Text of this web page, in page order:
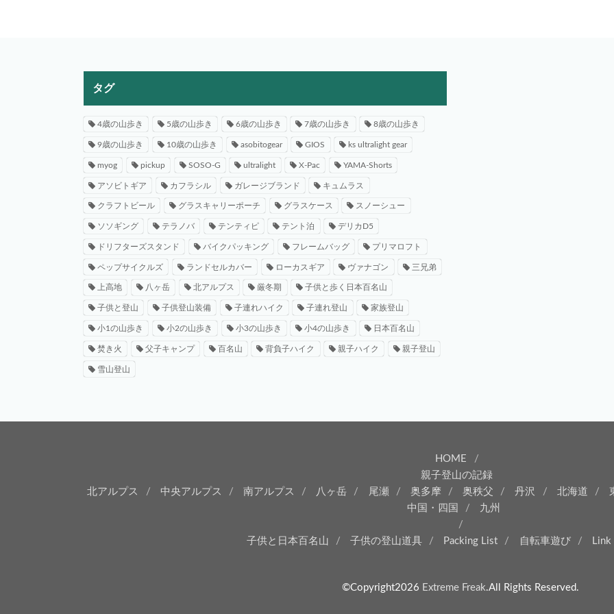
タグ
4歳の山歩き 5歳の山歩き 6歳の山歩き 7歳の山歩き 8歳の山歩き
9歳の山歩き 10歳の山歩き asobitogear GIOS ks ultralight gear
myog pickup SOSO-G ultralight X-Pac YAMA-Shorts
アソビトギア カフラシル ガレージブランド キュムラス
クラフトビール グラスキャリーポーチ グラスケース スノーシュー
ソソギング テラノバ テンティピ テント泊 デリカD5
ドリフターズスタンド バイクパッキング フレームバッグ プリマロフト
ペップサイクルズ ランドセルカバー ローカスギア ヴァナゴン 三兄弟
上高地 八ヶ岳 北アルプス 厳冬期 子供と歩く日本百名山
子供と登山 子供登山装備 子連れハイク 子連れ登山 家族登山
小1の山歩き 小2の山歩き 小3の山歩き 小4の山歩き 日本百名山
焚き火 父子キャンプ 百名山 背負子ハイク 親子ハイク 親子登山
雪山登山
HOME
親子登山の記録
北アルプス
中央アルプス 南アルプス 八ヶ岳 尾瀬 奥多摩 奥秩父 丹沢 北海道
中国・四国
九州
子供と日本百名山 子供の登山道具 Packing List 自転車遊び Link
©Copyright2026 Extreme Freak.All Rights Reserved.